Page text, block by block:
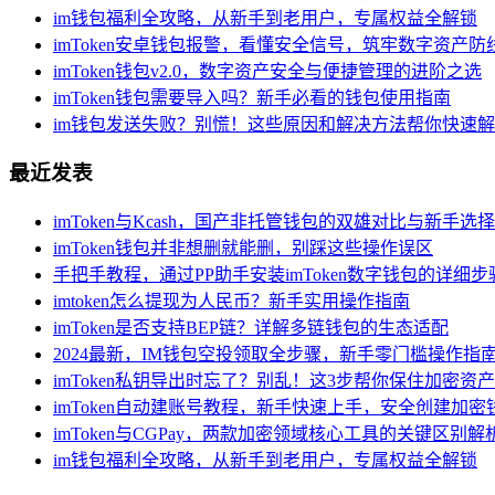
im钱包福利全攻略，从新手到老用户，专属权益全解锁
imToken安卓钱包报警，看懂安全信号，筑牢数字资产防
imToken钱包v2.0，数字资产安全与便捷管理的进阶之选
imToken钱包需要导入吗？新手必看的钱包使用指南
im钱包发送失败？别慌！这些原因和解决方法帮你快速
最近发表
imToken与Kcash，国产非托管钱包的双雄对比与新手选
imToken钱包并非想删就能删，别踩这些操作误区
手把手教程，通过PP助手安装imToken数字钱包的详细步
imtoken怎么提现为人民币？新手实用操作指南
imToken是否支持BEP链？详解多链钱包的生态适配
2024最新，IM钱包空投领取全步骤，新手零门槛操作指
imToken私钥导出时忘了？别乱！这3步帮你保住加密资产
imToken自动建账号教程，新手快速上手，安全创建加密
imToken与CGPay，两款加密领域核心工具的关键区别解
im钱包福利全攻略，从新手到老用户，专属权益全解锁